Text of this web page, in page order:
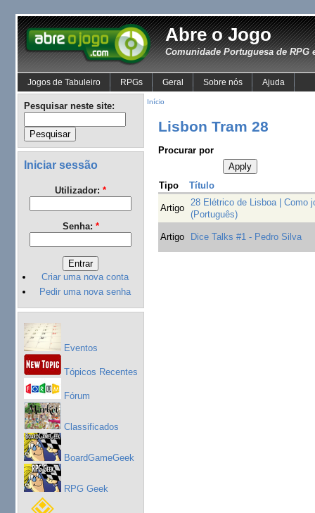
Abre o Jogo
Comunidade Portuguesa de RPG
Jogos de Tabuleiro RPGs Geral Sobre nós Ajuda
Pesquisar neste site:
Iniciar sessão
Utilizador: *
Senha: *
Criar uma nova conta
Pedir uma nova senha
Eventos
Tópicos Recentes
Fórum
Classificados
BoardGameGeek
RPG Geek
Início
Lisbon Tram 28
Procurar por
Tipo Título
Artigo
28 Elétrico de Lisboa | Como
(Português)
Artigo Dice Talks #1 - Pedro Silva